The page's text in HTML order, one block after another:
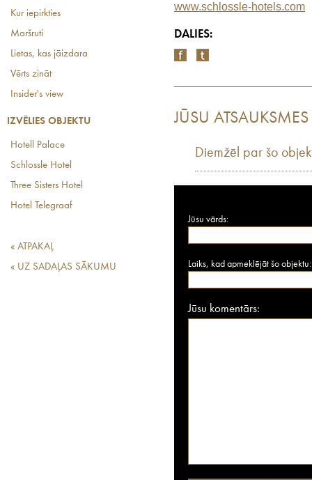
Kur iepirkties
Maršruti
Lietas, kas jāizdara
Vērts zināt
Insider's view
IZVĒLIES OBJEKTU
Hotell Palace
Schlossle Hotel
Three Sisters Hotel
Hotel Telegraaf
« ATPAKAĻ
« UZ SADAĻAS SĀKUMU
www.schlossle-hotels.com
DALIES:
JŪSU ATSAUKSMES
Diemžēl par šo
Jūsu vārds:
Laiks, kad apmeklējāt šo objektu:
Jūsu komentārs: